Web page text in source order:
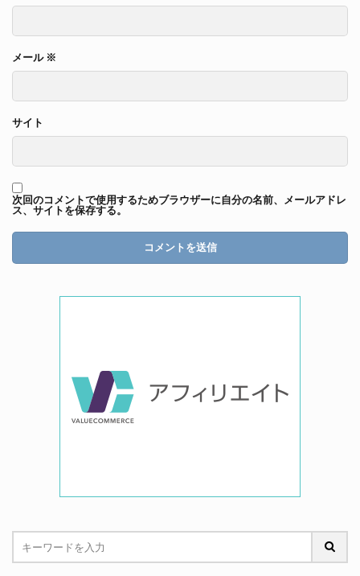
メール ※
サイト
次回のコメントで使用するためブラウザーに自分の名前、メールアドレ
ス、サイトを保存する。